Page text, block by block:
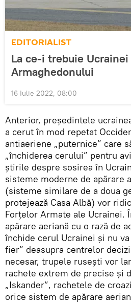
EDITORIALIST
La ce-i trebuie Ucrainei
Armaghedonului
16 Iulie 2022, 08:00
Anterior, președintele
a cerut în mod repetat
antiaeriene „puternice” care
„închiderea cerului” pentru
știrile despre sosirea în
sisteme moderne de apărare
(sisteme similare de a doua
protejează Casa Albă) vor
Forțelor Armate ale Ucrainei.
apărare aeriană cu o rază de
închide cerul Ucrainei și nu
fier” deasupra centrelor
necesar, trupele rusești vor
rachete extrem de precise și
„Iskander”, rachetele de
orice sistem de apărare